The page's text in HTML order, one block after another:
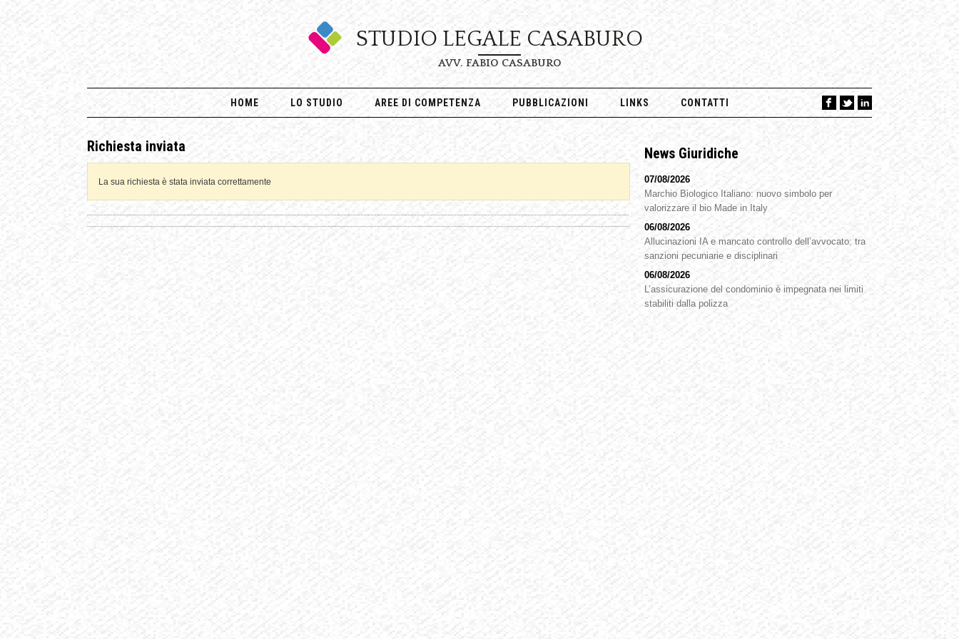
STUDIO LEGALE CASABURO
AVV. FABIO CASABURO
HOME LO STUDIO AREE DI COMPETENZA PUBBLICAZIONI LINKS CONTATTI
Richiesta inviata
La sua richiesta è stata inviata correttamente
News Giuridiche
07/08/2026
Marchio Biologico Italiano: nuovo simbolo per
valorizzare il bio Made in Italy
06/08/2026
Allucinazioni IA e mancato controllo dell’avvocato: tra
sanzioni pecuniarie e disciplinari
06/08/2026
L’assicurazione del condominio è impegnata nei limiti
stabiliti dalla polizza